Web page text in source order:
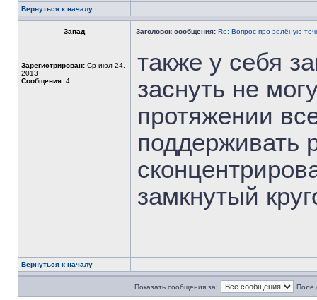
Вернуться к началу
Запад Заголовок сообщения: Re: Вопрос про зелёную
Зарегистрирован: Ср июл 24,
2013
Сообщения: 4
также у себя
заснуть не
протяжении
поддерживать
замкнутый
Вернуться к началу
Показать сообщения за: Поле